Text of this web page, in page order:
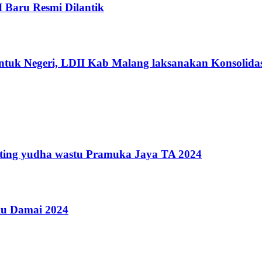
Resmi Dilantik
Negeri, LDII Kab Malang laksanakan
yudha wastu Pramuka Jaya TA 2024
Damai 2024